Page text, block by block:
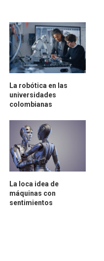
La robótica en las
universidades
colombianas
La loca idea de
máquinas con
sentimientos